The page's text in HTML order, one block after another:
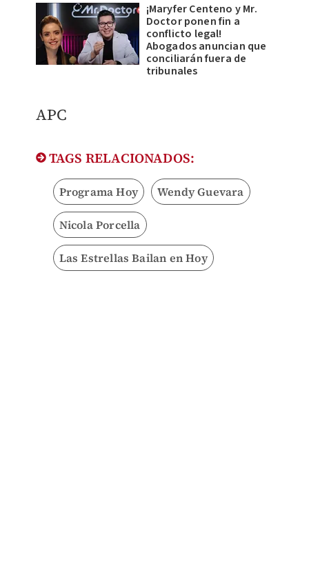
¡Maryfer Centeno y Mr.
Doctor ponen fin a
conflicto legal!
Abogados anuncian que
conciliarán fuera de
tribunales
APC
TAGS RELACIONADOS:
Programa Hoy Wendy Guevara
Nicola Porcella
Las Estrellas Bailan en Hoy